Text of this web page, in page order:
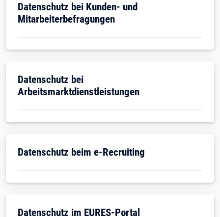
Datenschutz bei Kunden- und
Mitarbeiterbefragungen
Datenschutz bei
Arbeitsmarktdienstleistungen
Datenschutz beim e-Recruiting
Datenschutz im EURES-Portal